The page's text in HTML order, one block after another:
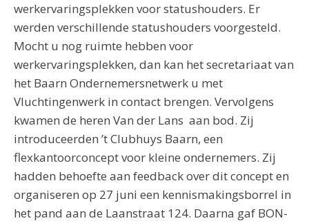
werkervaringsplekken voor statushouders. Er
werden verschillende statushouders voorgesteld.
Mocht u nog ruimte hebben voor
werkervaringsplekken, dan kan het secretariaat van
het Baarn Ondernemersnetwerk u met
Vluchtingenwerk in contact brengen. Vervolgens
kwamen de heren Van der Lans aan bod. Zij
introduceerden ’t Clubhuys Baarn, een
flexkantoorconcept voor kleine ondernemers. Zij
hadden behoefte aan feedback over dit concept en
organiseren op 27 juni een kennismakingsborrel in
het pand aan de Laanstraat 124. Daarna gaf BON-